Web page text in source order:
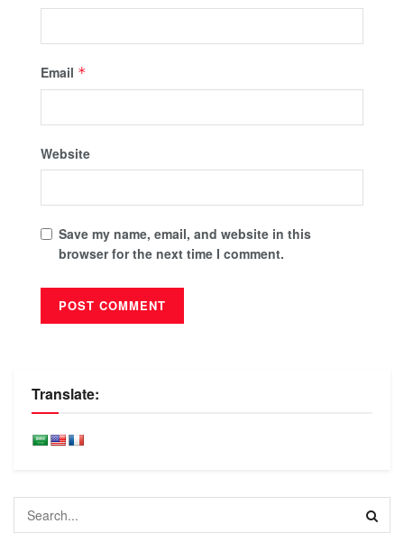
Email *
Website
Save my name, email, and website in this
browser for the next time I comment.
Translate: